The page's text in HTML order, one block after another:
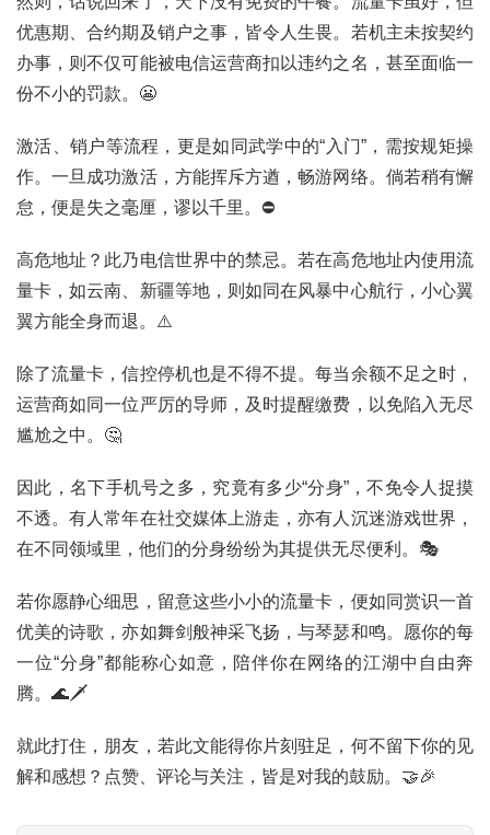
首
页
卡
百
科
防
诈
知
行
业
讯
流
量
卡
推
荐
号
登录 注册
投稿
优惠期、合约期及销户之事，皆令人生畏。若机主未按契约
办事，则不仅可能被电信运营商扣以违约之名，甚至面临一
份不小的罚款。😬
激活、销户等流程，更是如同武学中的“入门”，需按规矩操
作。一旦成功激活，方能挥斥方遒，畅游网络。倘若稍有懈
怠，便是失之毫厘，谬以千里。⛔
高危地址？此乃电信世界中的禁忌。若在高危地址内使用流
量卡，如云南、新疆等地，则如同在风暴中心航行，小心翼
翼方能全身而退。⚠️
除了流量卡，信控停机也是不得不提。每当余额不足之时，
运营商如同一位严厉的导师，及时提醒缴费，以免陷入无尽
尴尬之中。🤔
因此，名下手机号之多，究竟有多少“分身”，不免令人捉摸
不透。有人常年在社交媒体上游走，亦有人沉迷游戏世界，
在不同领域里，他们的分身纷纷为其提供无尽便利。🎭
若你愿静心细思，留意这些小小的流量卡，便如同赏识一首
优美的诗歌，亦如舞剑般神采飞扬，与琴瑟和鸣。愿你的每
一位“分身”都能称心如意，陪伴你在网络的江湖中自由奔
腾。🌊🗡️
就此打住，朋友，若此文能得你片刻驻足，何不留下你的见
解和感想？点赞、评论与关注，皆是对我的鼓励。🤝🎉